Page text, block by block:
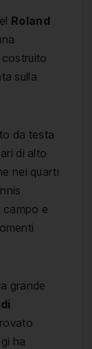
Roland
costruito
sulla
da testa
di alto
nei quarti
campo e
grande
ha